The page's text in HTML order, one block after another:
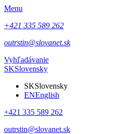
Menu
+421 335 589 262
outrstin@slovanet.sk
Vyhľadávanie
SKSlovensky
SKSlovensky
ENEnglish
+421 335 589 262
outrstin@slovanet.sk